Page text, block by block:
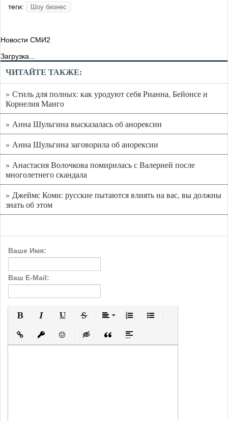
теги: Шоу бизнес
Новости СМИ2
Загрузка...
ЧИТАЙТЕ ТАКЖЕ:
» Стиль для полных: как уродуют себя Рианна, Бейонсе и
Корнелия Манго
» Анна Шульгина высказалась об анорексии
» Анна Шульгина заговорила об анорексии
» Анастасия Волочкова помирилась с Валерией после
многолетнего скандала
» Джеймс Коми: русские пытаются влиять на вас, вы должны
знать об этом
Ваше Имя:
Ваш E-Mail:
Вставить ссылку
Вставить защищенную ссылку
Вставить смайлик
Вставка скрытого текста
Вставка цитаты
Вставка спойлера